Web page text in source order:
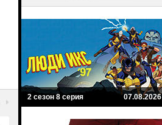
2 сезон 8 серия 07.08.2026